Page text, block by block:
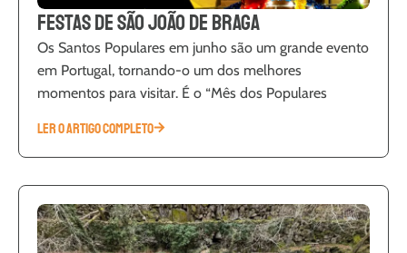
Festas de São João de Braga
Os Santos Populares em junho são um grande evento
em Portugal, tornando-o um dos melhores
momentos para visitar. É o “Mês dos Populares
LER O ARTIGO COMPLETO